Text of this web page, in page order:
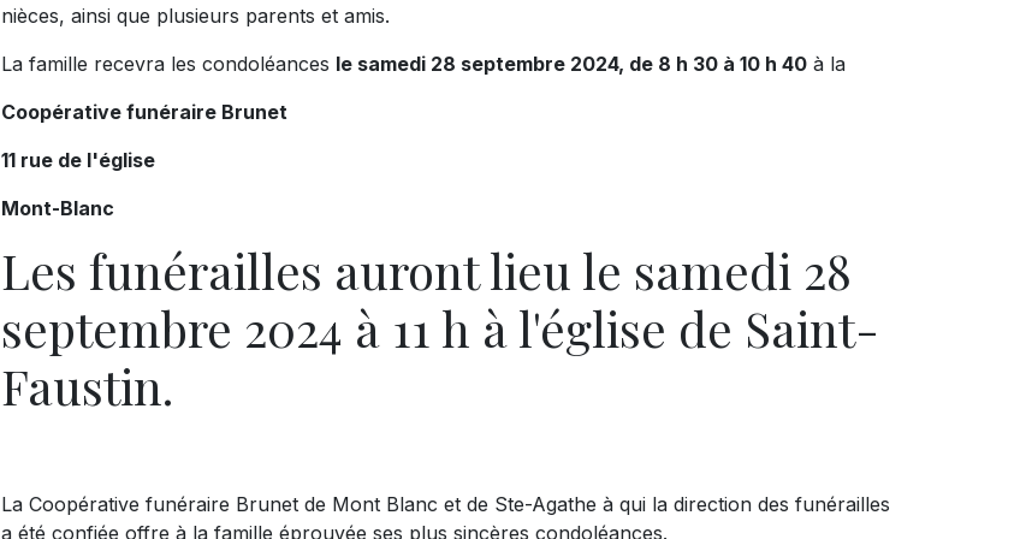
nièces, ainsi que plusieurs parents et amis.
La famille recevra les condoléances le samedi 28 septembre 2024, de 8 h 30 à 10 h 40 à la
Coopérative funéraire Brunet
11 rue de l'église
Mont-Blanc
Les funérailles auront lieu le samedi 28
septembre 2024 à 11 h à l'église de Saint-
Faustin.
La Coopérative funéraire Brunet de Mont Blanc et de Ste-Agathe à qui la direction des funérailles
a été confiée offre à la famille éprouvée ses plus sincères condoléances.